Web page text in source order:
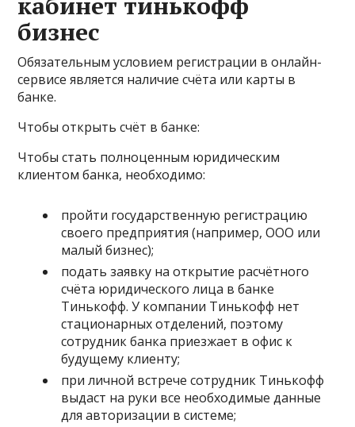
бизнес
Обязательным условием регистрации в онлайн-
сервисе является наличие счёта или карты в
банке.
Чтобы открыть счёт в банке:
Чтобы стать полноценным юридическим
клиентом банка, необходимо:
пройти государственную регистрацию
своего предприятия (например, ООО или
малый бизнес);
подать заявку на открытие расчётного
счёта юридического лица в банке
Тинькофф. У компании Тинькофф нет
стационарных отделений, поэтому
сотрудник банка приезжает в офис к
будущему клиенту;
при личной встрече сотрудник Тинькофф
выдаст на руки все необходимые данные
для авторизации в системе;